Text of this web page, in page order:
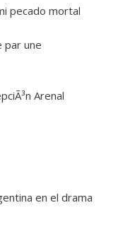
pecado mortal
par une
Arenal
en el drama